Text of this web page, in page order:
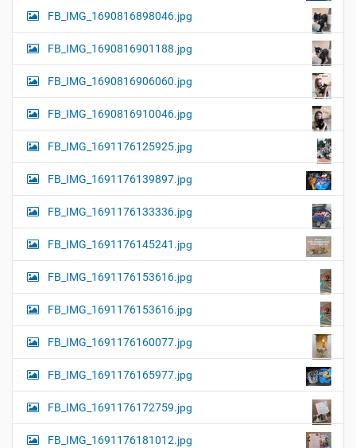
FB_IMG_1690816898046.jpg
FB_IMG_1690816901188.jpg
FB_IMG_1690816906060.jpg
FB_IMG_1690816910046.jpg
FB_IMG_1691176125925.jpg
FB_IMG_1691176139897.jpg
FB_IMG_1691176133336.jpg
FB_IMG_1691176145241.jpg
FB_IMG_1691176153616.jpg
FB_IMG_1691176153616.jpg
FB_IMG_1691176160077.jpg
FB_IMG_1691176165977.jpg
FB_IMG_1691176172759.jpg
FB_IMG_1691176181012.jpg